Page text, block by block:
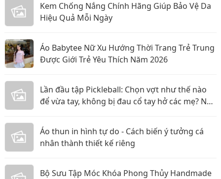
Kem Chống Nắng Chính Hãng Giúp Bảo Vệ Da
Hiệu Quả Mỗi Ngày
Áo Babytee Nữ Xu Hướng Thời Trang Trẻ Trung
Được Giới Trẻ Yêu Thích Năm 2026
Lần đầu tập Pickleball: Chọn vợt như thế nào
để vừa tay, không bị đau cổ tay hở các mẹ? Nội
Áo thun in hình tự do - Cách biến ý tưởng cá
nhân thành thiết kế riêng
Bộ Sưu Tập Móc Khóa Phong Thủy Handmade